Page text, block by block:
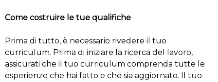
Come costruire le tue qualifiche
Prima di tutto, è necessario rivedere il tuo
curriculum. Prima di iniziare la ricerca del lavoro,
assicurati che il tuo curriculum comprenda tutte le
esperienze che hai fatto e che sia aggiornato. Il tuo